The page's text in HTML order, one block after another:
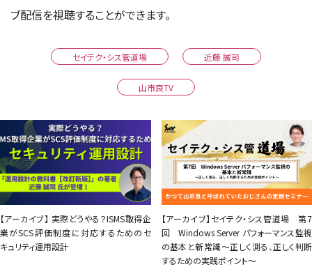
ブ配信を視聴することができます。
セイテク・シス管道場 近藤 誠司
山市良TV
【アーカイブ】 実際どうやる？ISMS取得企
業がSCS評価制度に対応するためのセ
キュリティ運用設計
【アーカイブ】セイテク・シス管道場 第7
回 Windows Server パフォーマンス監視
の基本と新常識～正しく測る、正しく判断
するための実践ポイント～